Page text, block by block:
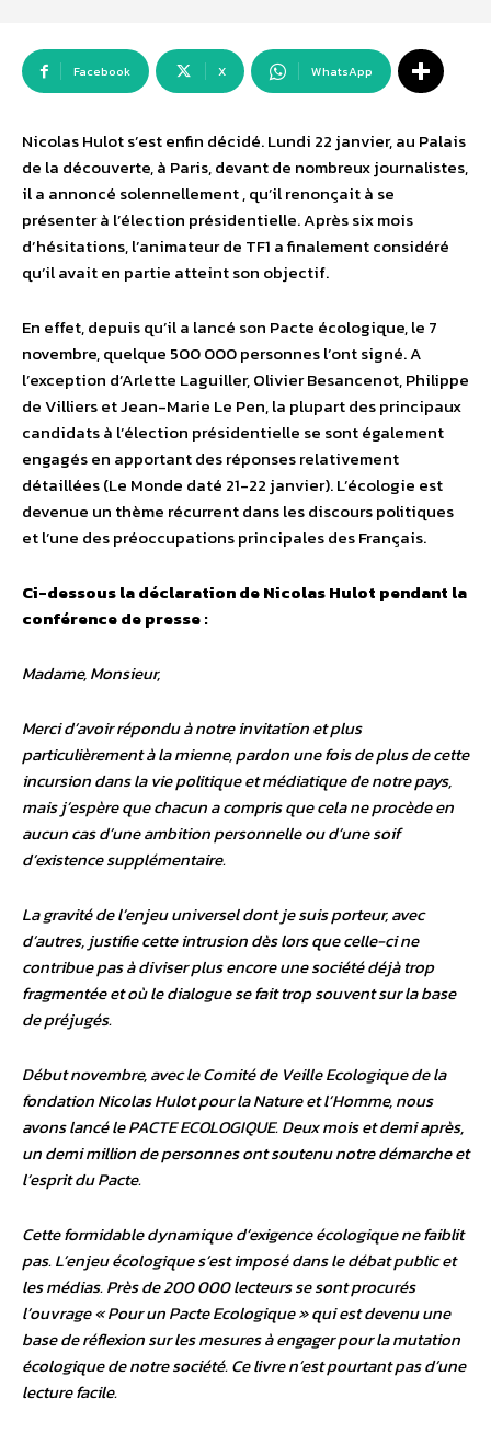
Facebook X WhatsApp
Nicolas Hulot s’est enfin décidé. Lundi 22 janvier, au Palais
de la découverte, à Paris, devant de nombreux journalistes,
il a annoncé solennellement , qu’il renonçait à se
présenter à l’élection présidentielle. Après six mois
d’hésitations, l’animateur de TF1 a finalement considéré
qu’il avait en partie atteint son objectif.
En effet, depuis qu’il a lancé son Pacte écologique, le 7
novembre, quelque 500 000 personnes l’ont signé. A
l’exception d’Arlette Laguiller, Olivier Besancenot, Philippe
de Villiers et Jean-Marie Le Pen, la plupart des principaux
candidats à l’élection présidentielle se sont également
engagés en apportant des réponses relativement
détaillées (Le Monde daté 21-22 janvier). L’écologie est
devenue un thème récurrent dans les discours politiques
et l’une des préoccupations principales des Français.
Ci-dessous la déclaration de Nicolas Hulot pendant la
conférence de presse :
Madame, Monsieur,
Merci d’avoir répondu à notre invitation et plus
particulièrement à la mienne, pardon une fois de plus de cette
incursion dans la vie politique et médiatique de notre pays,
mais j’espère que chacun a compris que cela ne procède en
aucun cas d’une ambition personnelle ou d’une soif
d’existence supplémentaire.
La gravité de l’enjeu universel dont je suis porteur, avec
d’autres, justifie cette intrusion dès lors que celle-ci ne
contribue pas à diviser plus encore une société déjà trop
fragmentée et où le dialogue se fait trop souvent sur la base
de préjugés.
Début novembre, avec le Comité de Veille Ecologique de la
fondation Nicolas Hulot pour la Nature et l’Homme, nous
avons lancé le PACTE ECOLOGIQUE. Deux mois et demi après,
un demi million de personnes ont soutenu notre démarche et
l’esprit du Pacte.
Cette formidable dynamique d’exigence écologique ne faiblit
pas. L’enjeu écologique s’est imposé dans le débat public et
les médias. Près de 200 000 lecteurs se sont procurés
l’ouvrage « Pour un Pacte Ecologique » qui est devenu une
base de réflexion sur les mesures à engager pour la mutation
écologique de notre société. Ce livre n’est pourtant pas d’une
lecture facile.